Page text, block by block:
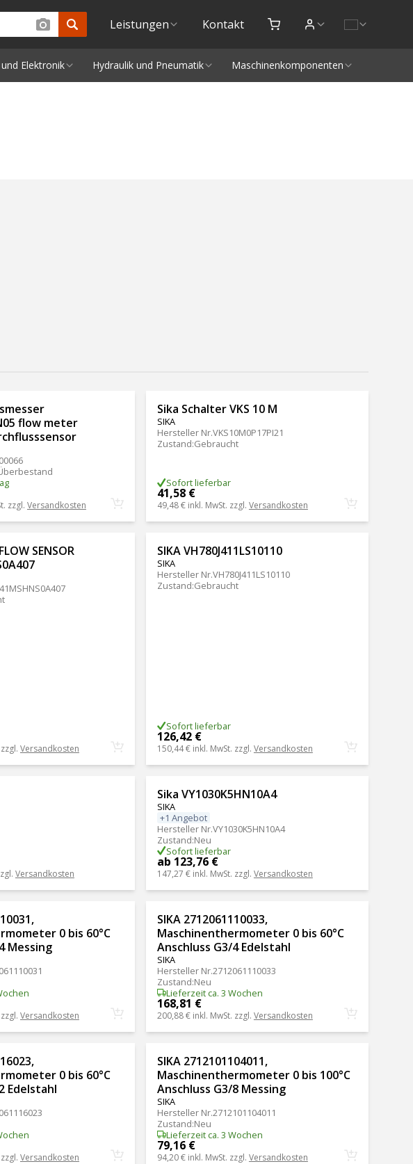
Leistungen Kontakt
Elektronik Hydraulik und Pneumatik Maschinenkomponenten
flow meter
zzgl. Versandkosten
Sika Schalter VKS 10 M
SIKA
Hersteller Nr.VKS10M0P17PI21
Zustand:Gebraucht
Sofort lieferbar
41,58 €
49,48 € inkl. MwSt. zzgl. Versandkosten
SENSOR
Versandkosten
SIKA VH780J411LS10110
SIKA
Hersteller Nr.VH780J411LS10110
Zustand:Gebraucht
Sofort lieferbar
126,42 €
150,44 € inkl. MwSt. zzgl. Versandkosten
Versandkosten
Sika VY1030K5HN10A4
SIKA
+1 Angebot
Hersteller Nr.VY1030K5HN10A4
Zustand:Neu
Sofort lieferbar
ab 123,76 €
147,27 € inkl. MwSt. zzgl. Versandkosten
0 bis 60°C
Messing
Versandkosten
SIKA 2712061110033,
Maschinenthermometer 0 bis 60°C
Anschluss G3/4 Edelstahl
SIKA
Hersteller Nr.2712061110033
Zustand:Neu
Lieferzeit ca. 3 Wochen
168,81 €
200,88 € inkl. MwSt. zzgl. Versandkosten
0 bis 60°C
Edelstahl
Versandkosten
SIKA 2712101104011,
Maschinenthermometer 0 bis 100°C
Anschluss G3/8 Messing
SIKA
Hersteller Nr.2712101104011
Zustand:Neu
Lieferzeit ca. 3 Wochen
79,16 €
94,20 € inkl. MwSt. zzgl. Versandkosten